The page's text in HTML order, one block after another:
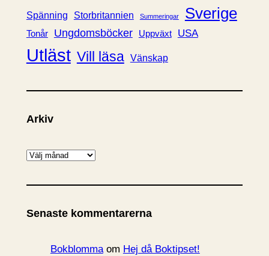
Spänning Storbritannien Summeringar Sverige
Tonår Ungdomsböcker Uppväxt USA
Utläst Vill läsa Vänskap
Arkiv
A
k
v
Senaste kommentarerna
Bokblommaom Hej då Boktipset!